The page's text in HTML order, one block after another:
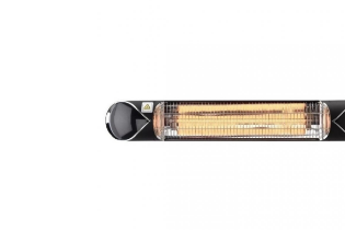
MAIS INFORMAÇÕES